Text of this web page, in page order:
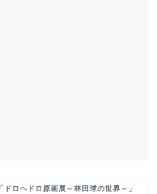
「ドロヘドロ原画展～林田球の世界～」